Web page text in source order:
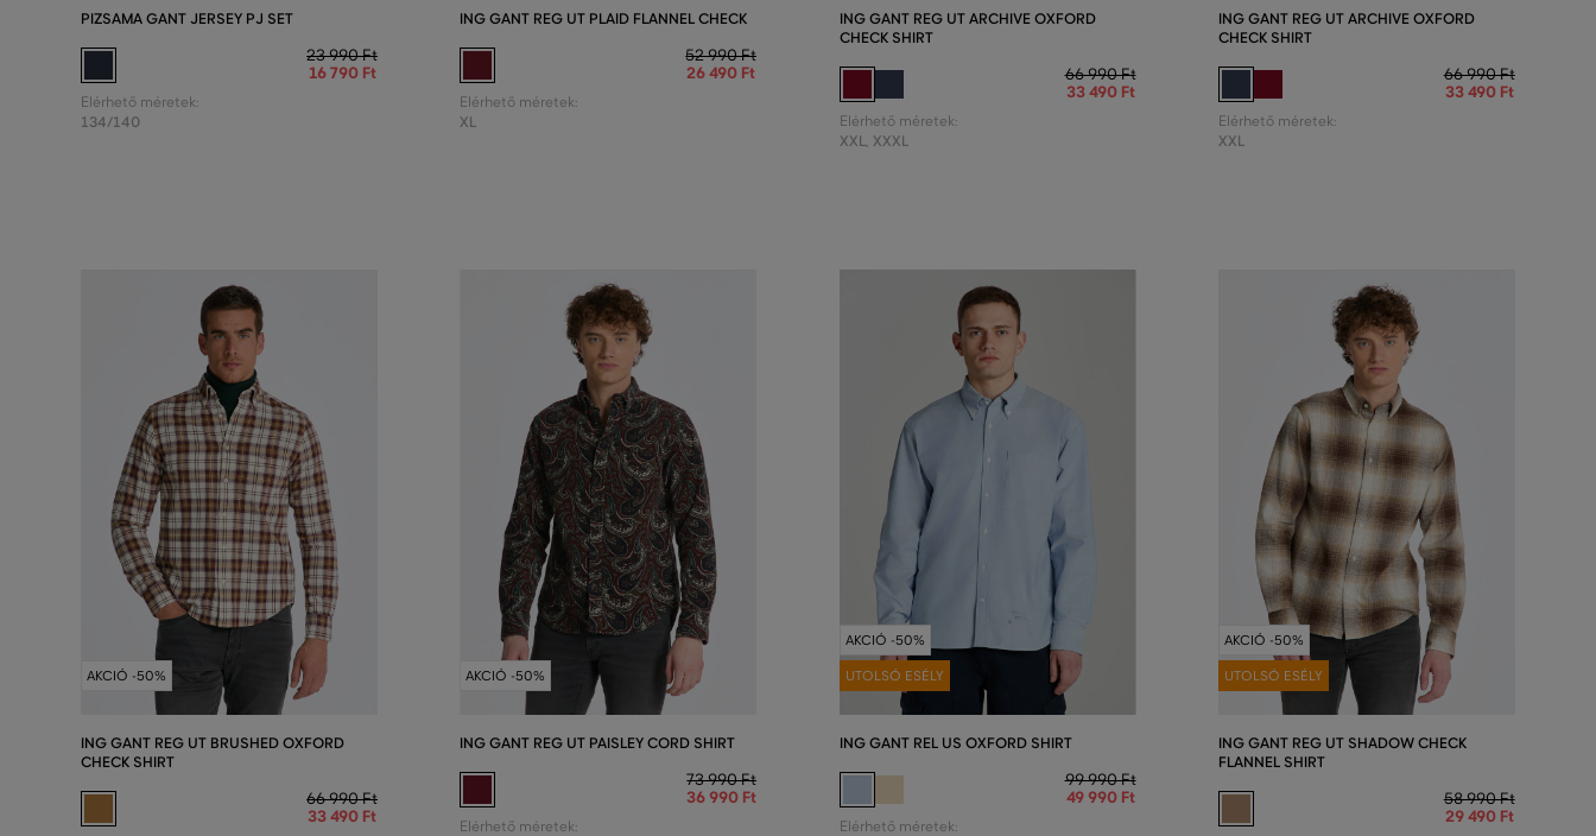
PIZSAMA GANT JERSEY PJ SET
23 990 Ft
16 790 Ft
Elérhető méretek:
134/140
ING GANT REG UT PLAID FLANNEL CHECK
52 990 Ft
26 490 Ft
Elérhető méretek:
XL
ING GANT REG UT ARCHIVE OXFORD
CHECK SHIRT
66 990 Ft
33 490 Ft
Elérhető méretek:
XXL, XXXL
ING GANT REG UT ARCHIVE OXFORD
CHECK SHIRT
66 990 Ft
33 490 Ft
Elérhető méretek:
XXL
AKCIÓ -50%
ING GANT REG UT BRUSHED OXFORD
CHECK SHIRT
66 990 Ft
33 490 Ft
AKCIÓ -50%
ING GANT REG UT PAISLEY CORD SHIRT
73 990 Ft
36 990 Ft
Elérhető méretek:
AKCIÓ -50%
UTOLSÓ ESÉLY
ING GANT REL US OXFORD SHIRT
99 990 Ft
49 990 Ft
Elérhető méretek:
AKCIÓ -50%
UTOLSÓ ESÉLY
ING GANT REG UT SHADOW CHECK
FLANNEL SHIRT
58 990 Ft
29 490 Ft